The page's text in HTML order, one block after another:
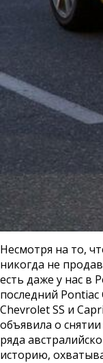
Несмотря на то,
никогда не
есть даже у нас в
последний
Chevrolet SS и
объявила о
ряда
историю,